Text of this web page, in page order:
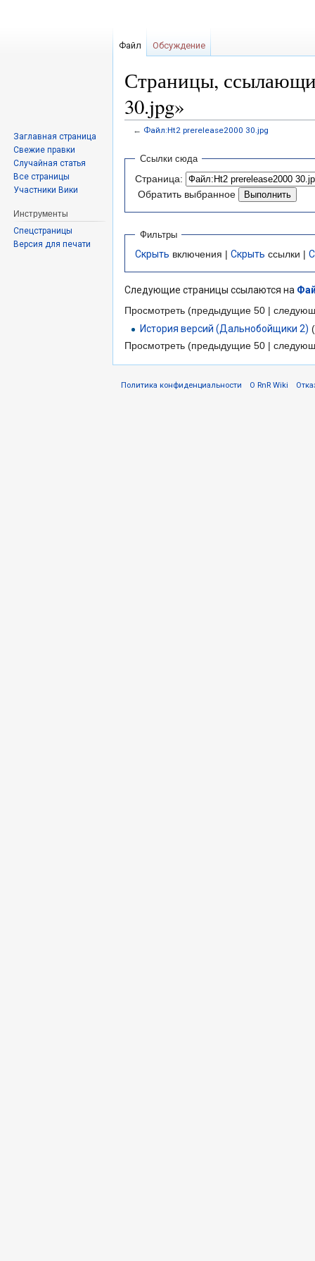
Страницы,
30.jpg»
← Файл:Ht2 prerelease2000 30.jpg
Перейти
навигации
Перейти
поиску
Ссылки сюда
Страница:
Обратить выбранное
Фильтры
Скрыть включения | Скрыть ссылки |
Следующие страницы ссылаются на
Просмотреть (предыдущие 50 |
История версий (Дальнобойщики 2)
Просмотреть (предыдущие 50 |
Файл Обсуждение
Заглавная страница
Свежие правки
Случайная статья
Все страницы
Участники Вики
Инструменты
Спецстраницы
Версия для печати
Политика конфиденциальности О RnR Wiki